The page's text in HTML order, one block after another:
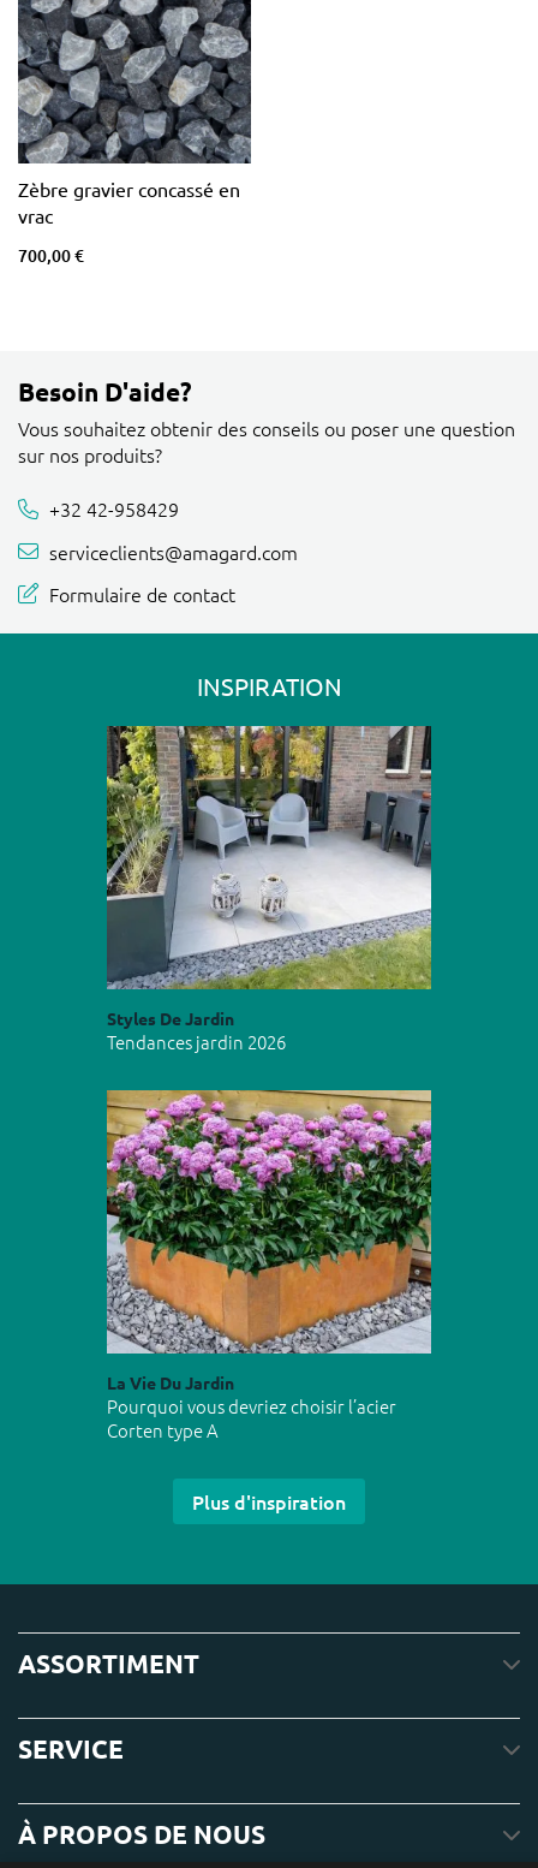
Zèbre gravier concassé en
vrac
700,00 €
Besoin D'aide?
Vous souhaitez obtenir des conseils ou poser une question
sur nos produits?
+32 42-958429
serviceclients@amagard.com
Formulaire de contact
INSPIRATION
Styles De Jardin
Tendances jardin 2026
La Vie Du Jardin
Pourquoi vous devriez choisir l’acier
Corten type A
Plus d'inspiration
ASSORTIMENT
SERVICE
À PROPOS DE NOUS